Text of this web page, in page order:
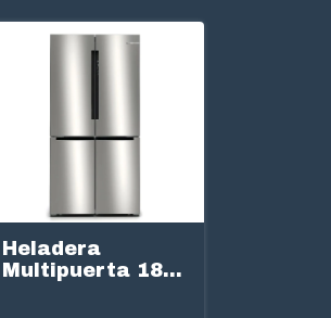
Heladera
Multipuerta 183